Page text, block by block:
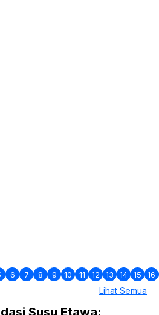
6 7 8 9 10 11 12 13 14 15 16
Lihat Semua
Susu Etawa: